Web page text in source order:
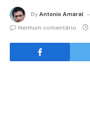
By Antonio Amaral
Nenhum comentário